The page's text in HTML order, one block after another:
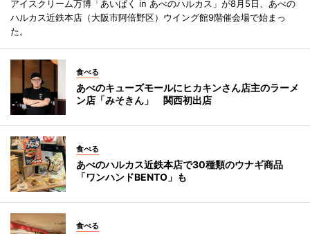
アイスクリーム万博「あいぱく in あべのハルカス」が8月5日、あべの
ハルカス近鉄本店（大阪市阿倍野区）ウイング館9階催会場で始まっ
た。
食べる
あべのキューズモールにヒカキンさん店主のラーメ
ン店「みそきん」 関西初出店
食べる
あべのハルカス近鉄本店で30種類のウナギ商品
「ワンハンドBENTO」も
食べる